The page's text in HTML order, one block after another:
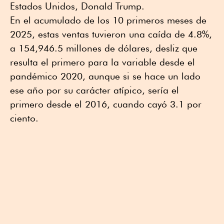
Estados Unidos, Donald Trump.
En el acumulado de los 10 primeros meses de
2025, estas ventas tuvieron una caída de 4.8%,
a 154,946.5 millones de dólares, desliz que
resulta el primero para la variable desde el
pandémico 2020, aunque si se hace un lado
ese año por su carácter atípico, sería el
primero desde el 2016, cuando cayó 3.1 por
ciento.